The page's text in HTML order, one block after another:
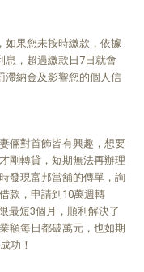
如果您未按時繳款，依據
息，超過繳款日7日就會
滯納金及影響您的個人信
倆對首飾皆有興趣，想要
剛轉貸，短期無法再辦理
發現富邦當舖的傳單，詢
款，申請到10萬週轉
最短3個月，順利解決了
額每日都破萬元，也如期
功！